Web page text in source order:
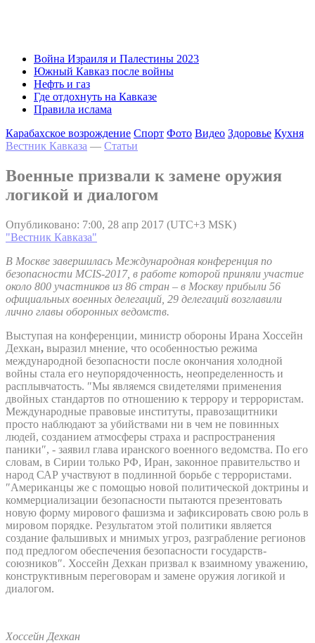
Война Израиля и Палестины 2023
Южный Кавказ после войны
Нефть и газ
Где отдохнуть на Кавказе
Правила ислама
Карабахское возрождение Спорт Фото Видео Здоровье Кухня
Вестник Кавказа — Статьи
Военные призвали к замене оружия
логикой и диалогом
Опубликовано: 7:00, 28 апр 2017 (UTC+3 MSK)
"Вестник Кавказа"
В Москве завершилась Международная конференция по
безопасности MCIS-2017, в работе которой приняли участие
около 800 участников из 86 стран – в Москву прибыли 56
официальных военных делегаций, 29 делегаций возглавили
лично главы оборонных ведомств.
Выступая на конференции, министр обороны Ирана Хоссейн
Дехкан, выразил мнение, что особенностью режима
международной безопасности после окончания холодной
войны стала его неупорядоченность, неопределенность и
расплывчатость. ″Мы являемся свидетелями применения
двойных стандартов по отношению к террору и террористам.
Международные правовые институты, правозащитники
просто наблюдают за убийствами ни в чем не повинных
людей, созданием атмосферы страха и распространения
паники″, - заявил глава иранского военного ведомства. По его
словам, в Сирии только РФ, Иран, законное правительство и
народ САР участвуют в подлинной борьбе с террористами.
″Американцы же с помощью новой политической доктрины и
коммерциализации безопасности пытаются презентовать
новую форму мирового фашизма и зафиксировать свою роль в
мировом порядке. Результатом этой политики является
создание фальшивых и мнимых угроз, разграбление регионов
под предлогом обеспечения безопасности государств-
союзников″. Хоссейн Дехкан призвал к взаимному уважению,
конструктивным переговорам и замене оружия логикой и
диалогом.
Хоссейн Дехкан